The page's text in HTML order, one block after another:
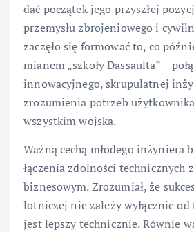
dać początek jego przyszłej
przemysłu zbrojeniowego i
zaczęło się formować to, co
mianem „szkoły Dassaulta” –
innowacyjnego, skrupulatnej
zrozumienia potrzeb
wszystkim wojska.
Ważną cechą młodego inżyniera
łączenia zdolności technicznych
biznesowym. Zrozumiał, że
lotniczej nie zależy wyłącznie od
jest lepszy technicznie. Równie